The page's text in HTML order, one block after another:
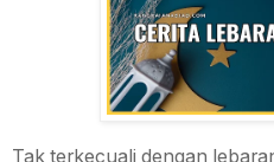
Tak terkecuali dengan